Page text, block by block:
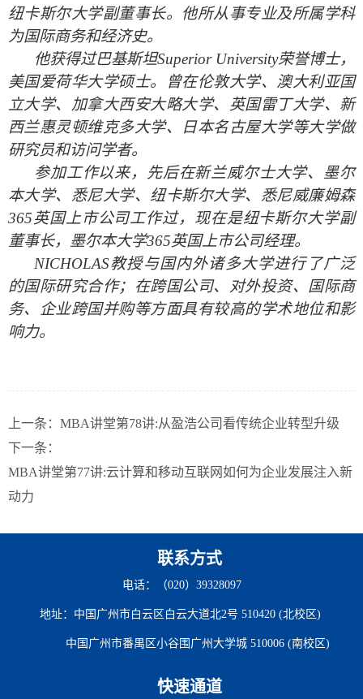
纽卡斯尔大学副董事长。他所从事专业及所属学科
为国际商务和经济史。
他获得过巴基斯坦Superior University荣誉博士，
美国爱荷华大学硕士。曾在伦敦大学、澳大利亚国
立大学、加拿大西安大略大学、英国雷丁大学、新
西兰惠灵顿维克多大学、日本名古屋大学等大学做
研究员和访问学者。
参加工作以来，先后在新兰威尔士大学、墨尔
本大学、悉尼大学、纽卡斯尔大学、悉尼威廉姆森
365英国上市公司工作过，现在是纽卡斯尔大学副
董事长，墨尔本大学365英国上市公司经理。
NICHOLAS教授与国内外诸多大学进行了广泛
的国际研究合作；在跨国公司、对外投资、国际商
务、企业跨国并购等方面具有较高的学术地位和影
响力。
上一条： MBA讲堂第78讲:从盈浩公司看传统企业转型升级
下一条：
MBA讲堂第77讲:云计算和移动互联网如何为企业发展注入新
动力
联系方式
电话：（020）39328097
地址：中国广州市白云区白云大道北2号 510420 (北校区)
中国广州市番禺区小谷围广州大学城 510006 (南校区)
快速通道